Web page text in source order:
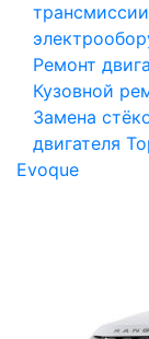
трансмиссии
Ремонт
Кузовной
Замена
двигателя
Evoque